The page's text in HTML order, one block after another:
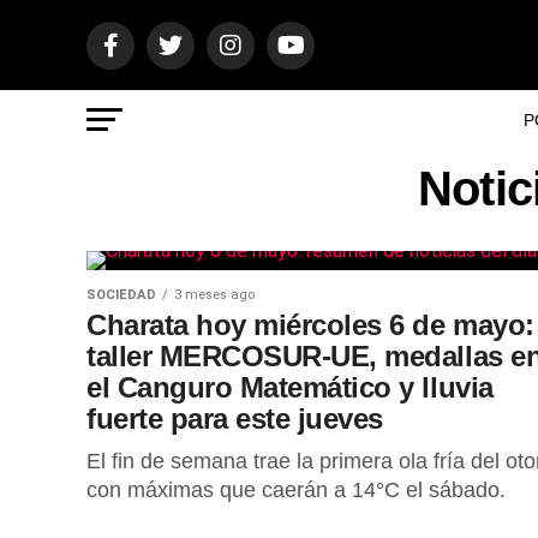
SOCIEDAD 3 meses ago
Charata hoy miércoles 6 de mayo:
taller MERCOSUR-UE, medallas
el Canguro Matemático y lluvia
fuerte para este jueves
El fin de semana trae la primera ola fría del
con máximas que caerán a 14°C el sábado.